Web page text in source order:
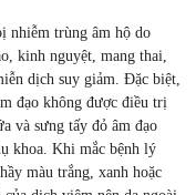
nhiễm trùng âm hộ do
kinh nguyệt, mang thai,
dịch suy giảm. Đặc biệt,
đạo không được điều trị
và sưng tấy đỏ âm đạo
khoa. Khi mắc bệnh lý
màu trắng, xanh hoặc